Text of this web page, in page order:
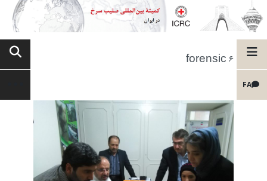
FA
forensic 6